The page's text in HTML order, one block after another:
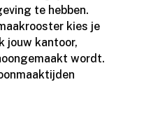
te hebben.​
kies je
jouw kantoor,
wordt.​